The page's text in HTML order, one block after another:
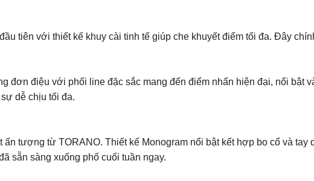
tiên với thiết kế khuy cài tinh tế giúp che khuyết điểm tối đa. Đây
đơn điệu với phối line đặc sắc mang đến điểm nhấn hiện đại, nổi bật
dễ chịu tối đa.
tượng từ TORANO. Thiết kế Monogram nổi bật kết hợp bo cổ và tay
sẵn sàng xuống phố cuối tuần ngay.